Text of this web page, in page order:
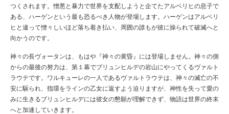
つくされます。憎悪と暴力で世界を支配しようと企てたアルベリヒの息子で
ある、ハーゲンという最も恐るべき人物が登場します。ハーゲンはアルベリ
ヒと違って憎々しいほど落ち着き払い、周囲の誰もが彼に操られて破滅へと
向かうのです。
神々の長ヴォータンは、もはや『神々の黄昏』には登場しません。神々の側
からの最後の努力は、第１幕でブリュンヒルデの岩山にやってくるヴァルト
ラウテです。ワルキューレの一人であるヴァルトラウテは、神々の滅亡の不
安に駆られ、指環をラインの乙女に返すよう迫りますが、神性を失って愛の
みに生きるブリュンヒルデには彼女の懇願が理解できず、物語は世界の終末
へと加速していきます。